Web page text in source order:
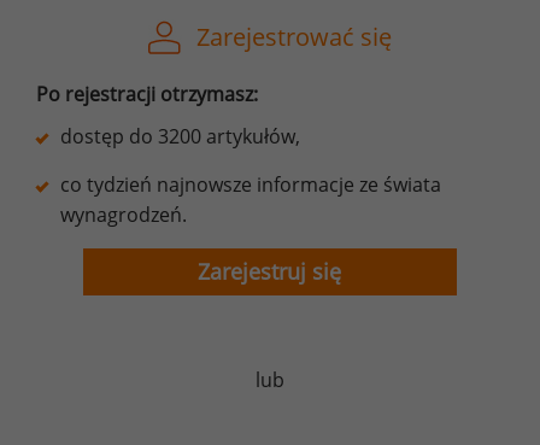
Zarejestrować się
Po rejestracji otrzymasz:
dostęp do 3200 artykułów,
co tydzień najnowsze informacje ze świata
wynagrodzeń.
Zarejestruj się
lub